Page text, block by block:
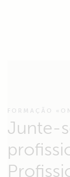
FORMAÇÃO
Junte-